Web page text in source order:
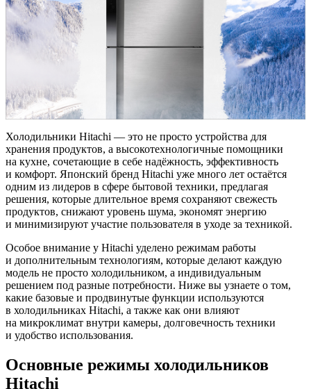
Холодильники Hitachi — это не просто устройства для
хранения продуктов, а высокотехнологичные помощники
на кухне, сочетающие в себе надёжность, эффективность
и комфорт. Японский бренд Hitachi уже много лет остаётся
одним из лидеров в сфере бытовой техники, предлагая
решения, которые длительное время сохраняют свежесть
продуктов, снижают уровень шума, экономят энергию
и минимизируют участие пользователя в уходе за техникой.
Особое внимание у Hitachi уделено режимам работы
и дополнительным технологиям, которые делают каждую
модель не просто холодильником, а индивидуальным
решением под разные потребности. Ниже вы узнаете о том,
какие базовые и продвинутые функции используются
в холодильниках Hitachi, а также как они влияют
на микроклимат внутри камеры, долговечность техники
и удобство использования.
Основные режимы холодильников
Hitachi